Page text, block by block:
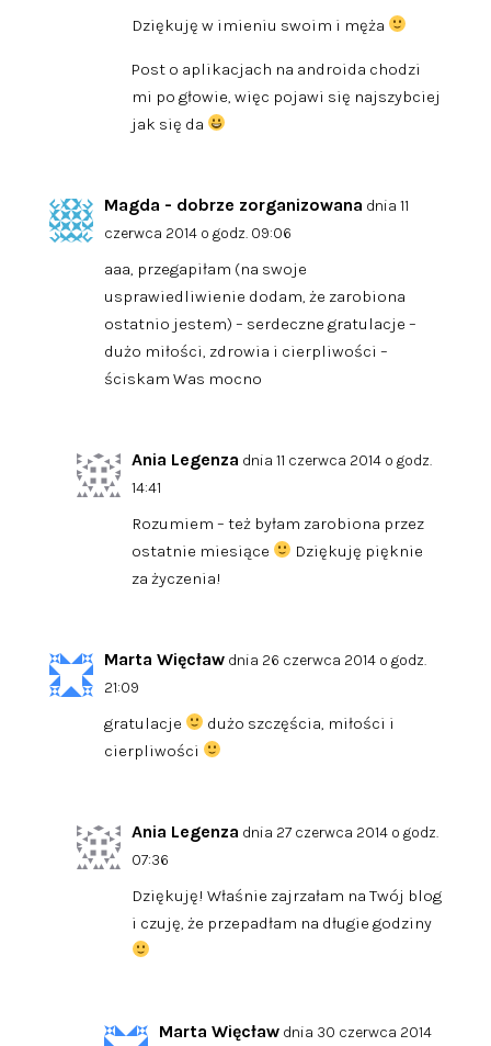
Dziękuję w imieniu swoim i męża
Post o aplikacjach na androida chodzi
mi po głowie, więc pojawi się najszybciej
jak się da
Magda - dobrze zorganizowana dnia 11
czerwca 2014 o godz. 09:06
aaa, przegapiłam (na swoje
usprawiedliwienie dodam, że zarobiona
ostatnio jestem) – serdeczne gratulacje –
dużo miłości, zdrowia i cierpliwości –
ściskam Was mocno
Ania Legenza dnia 11 czerwca 2014 o godz.
14:41
Rozumiem – też byłam zarobiona przez
ostatnie miesiące
Dziękuję pięknie
za życzenia!
Marta Więcław dnia 26 czerwca 2014 o godz.
21:09
gratulacje
dużo szczęścia, miłości i
cierpliwości
Ania Legenza dnia 27 czerwca 2014 o godz.
07:36
Dziękuję! Właśnie zajrzałam na Twój blog
i czuję, że przepadłam na długie godziny
Marta Więcław dnia 30 czerwca 2014